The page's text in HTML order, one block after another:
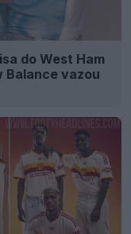
do West Ham
Balance vazou